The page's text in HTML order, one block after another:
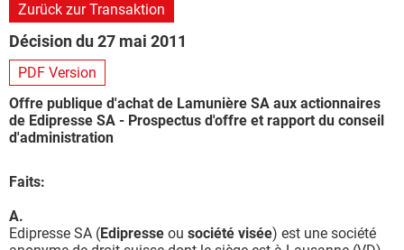
Zurück zur Transaktion
Décision du 27 mai 2011
PDF Version
Offre publique d'achat de Lamunière SA aux actionnaires
de Edipresse SA - Prospectus d'offre et rapport du conseil
d'administration
Faits:
A.
Edipresse SA (Edipresse ou société visée) est une société